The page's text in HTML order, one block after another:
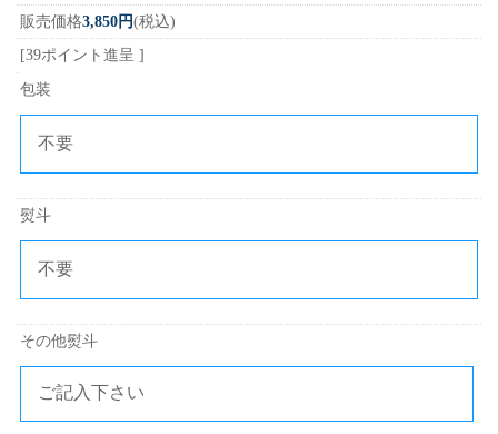
販売価格3,850円(税込)
[39ポイント進呈 ]
包装
熨斗
その他熨斗